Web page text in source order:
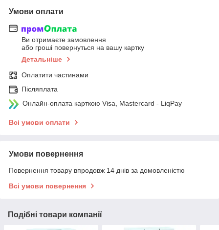
Умови оплати
Ви отримаєте замовлення
або гроші повернуться на вашу картку
Детальніше
Оплатити частинами
Післяплата
Онлайн-оплата карткою Visa, Mastercard - LiqPay
Всі умови оплати
Умови повернення
Повернення товару впродовж 14 днів за домовленістю
Всі умови повернення
Подібні товари компанії